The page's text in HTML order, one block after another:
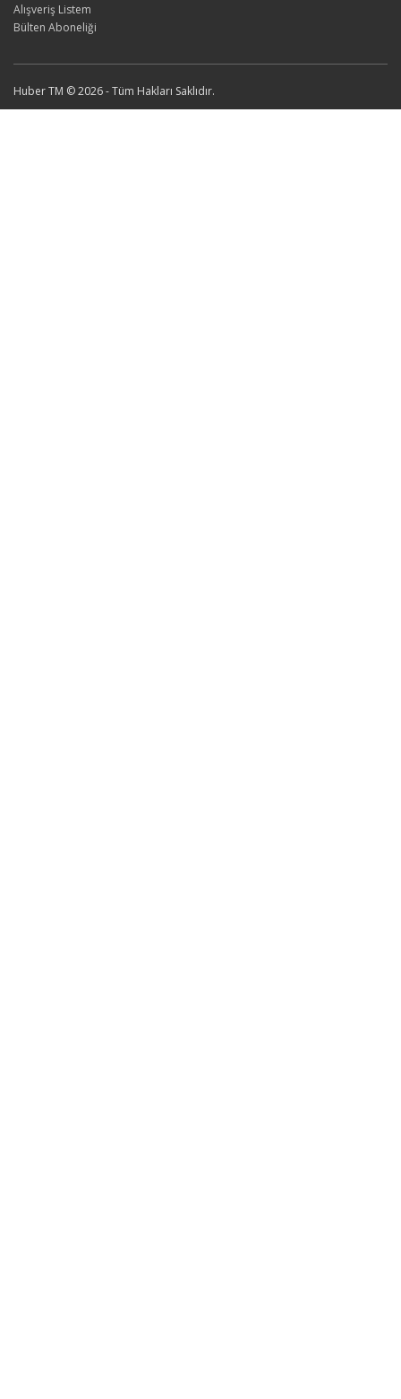
Alışveriş Listem
Bülten Aboneliği
Huber TM © 2026 - Tüm Hakları Saklıdır.